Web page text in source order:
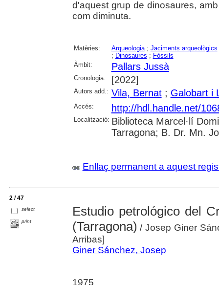
d'aquest grup de dinosaures,
com diminuta.
Matèries: Arqueologia; Jaciments arqueològics
; Dinosaures ; Fòssils
Àmbit:
Pallars Jussà
Cronologia: [2022]
Autors add.: Vila, Bernat; Galobart i
Accés: http://hdl.handle.net/
Localització: Biblioteca Marcel·lí
Tarragona; B. Dr. Mn.
Enllaç permanent a aquest
2 / 47
select
print
Estudio petrológico del
(Tarragona) / Josep Giner
Arribas]
Giner Sánchez, Josep
1975